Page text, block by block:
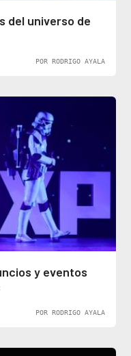
del universo de
POR RODRIGO AYALA
y eventos
POR RODRIGO AYALA